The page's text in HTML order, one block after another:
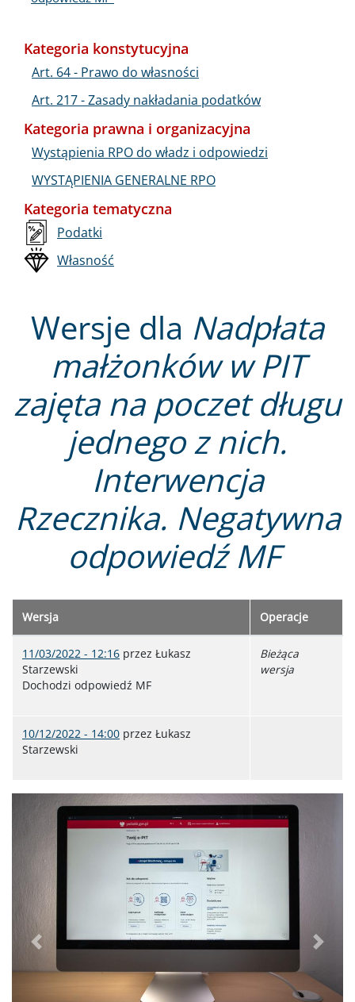
Wersje dla Nadpłata
małżonków w PIT
zajęta na poczet długu
jednego z nich.
Interwencja
Rzecznika. Negatywna
odpowiedź MF
Wersja Operacje
11/03/2022 - 12:16 przez Łukasz
Starzewski
Dochodzi odpowiedź MF
Bieżąca
wersja
10/12/2022 - 14:00 przez Łukasz
Starzewski
Poprzednie Dalej
Kategoria konstytucyjna
Art. 64 - Prawo do własności
Art. 217 - Zasady nakładania podatków
Kategoria prawna i organizacyjna
Wystąpienia RPO do władz i odpowiedzi
WYSTĄPIENIA GENERALNE RPO
Kategoria tematyczna
Podatki
Własność